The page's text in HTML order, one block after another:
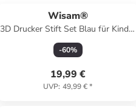
Wisam®
3D Drucker Stift Set Blau für Kinder
Erwachsene mit 3 Farben 1.75mm
-60%
19,99 €
UVP: 49,99 €*